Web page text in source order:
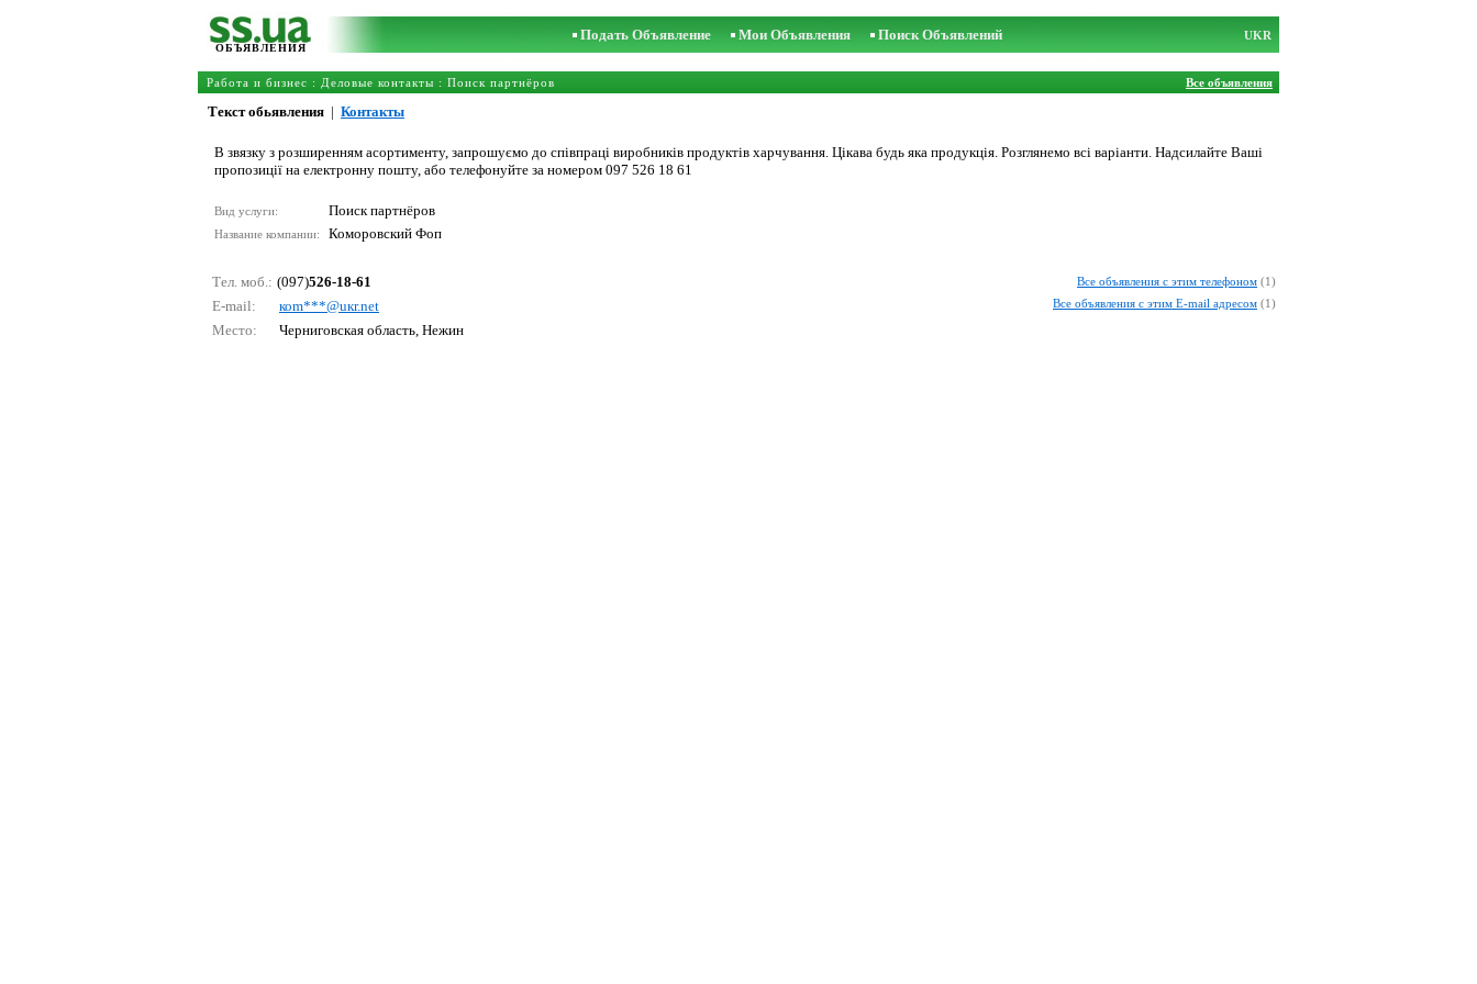
ОБЪЯВЛЕНИЯ
Подать Объявление Мои Объявления Поиск Объявлений UKR
Работа и бизнес : Деловые контакты : Поиск партнёров Все объявления
Текст обьявления | Контакты
В звязку з розширенням асортименту, запрошуємо до співпраці виробників продуктів харчування. Цікава будь яка продукція. Розглянемо всі варіанти. Надсилайте Ваші
пропозиції на електронну пошту, або телефонуйте за номером 097 526 18 61
Вид услуги: Поиск партнёров
Название компании: Коморовский Фоп
Тел. моб.: (097)526-18-61
E-mail:
коm***@uкr.nеt
Место:
Черниговская область, Нежин
Все объявления с этим телефоном (1)
Все объявления с этим E-mail адресом (1)